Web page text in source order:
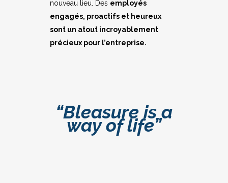
nouveau lieu. Des employés
engagés, proactifs et heureux
sont un atout incroyablement
précieux pour l’entreprise.
“Bleasure is a
way of life”